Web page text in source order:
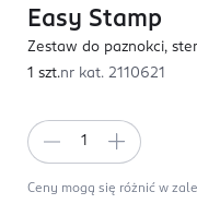
Easy Stamp
Zestaw do paznokci,
1 szt.nr kat. 2110621
Ceny mogą się różnić w